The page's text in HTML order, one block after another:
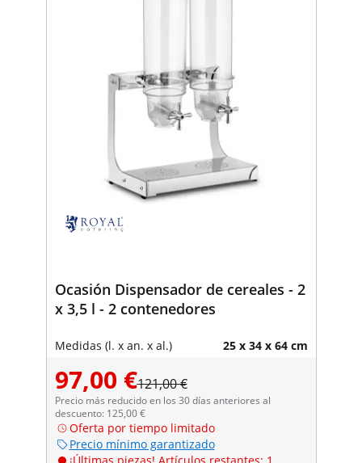
Ocasión Dispensador de cereales - 2
x 3,5 l - 2 contenedores
Medidas (l. x an. x al.) 25 x 34 x 64 cm
97,00 €121,00 €
Precio más reducido en los 30 días anteriores al
descuento: 125,00 €
Oferta por tiempo limitado
Precio mínimo garantizado
¡Últimas piezas! Artículos restantes: 1